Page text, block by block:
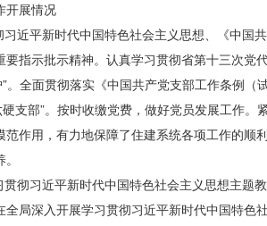
开展情况
习近平新时代中国特色社会主义思想、《中国
指示批示精神。认真学习贯彻省第十三次党
”。全面贯彻落实《中国共产党支部工作条例
硬支部”。按时收缴党费，做好党员发展工作
范作用，有力地保障了住建系统各项工作的
彻习近平新时代中国特色社会主义思想主题
全局深入开展学习贯彻习近平新时代中国特